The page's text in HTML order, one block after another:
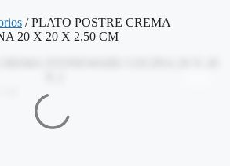
/ PLATO POSTRE CREMA
20 X 20 X 2,50 CM